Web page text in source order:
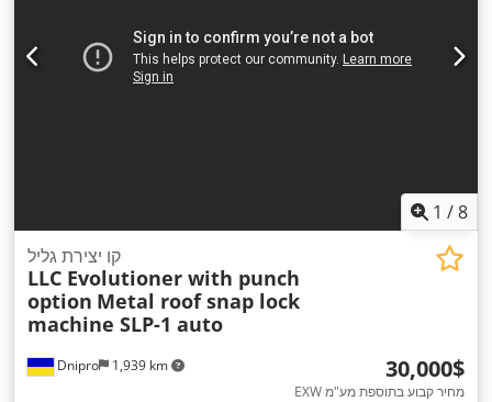
1 /8
Dnipro 1,939 km
קו יצירת גליל
LLC Evolutioner with punch
option Metal roof snap lock
machine SLP-1 auto
‏30,000 ‏$
EXW מחיר קבוע בתוספת מע"מ